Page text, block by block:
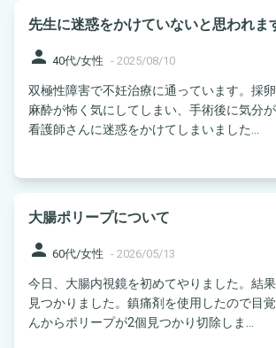
先生に迷惑をかけていないと思われま
person 40代/女性 - 2025/08/10
双極性障害で不妊治療に通っています。採
麻酔が怖く気にしてしまい、手術後に気分
看護師さんに迷惑をかけてしまいました...
大腸ポリープについて
person 60代/女性 - 2026/05/13
今日、大腸内視鏡を初めてやりました。結
見つかりました。鎮痛剤を使用したので目
んからポリープが2個見つかり切除しま...